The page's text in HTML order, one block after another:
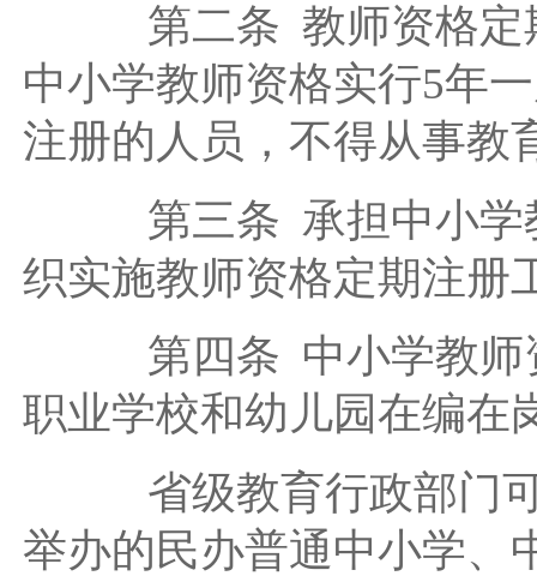
第二条 教师资格定
中小学教师资格实行5年
注册的人员，不得从事教
第三条 承担中小学
织实施教师资格定期注册
第四条 中小学教师
职业学校和幼儿园在编在
省级教育行政部门可
举办的民办普通中小学、